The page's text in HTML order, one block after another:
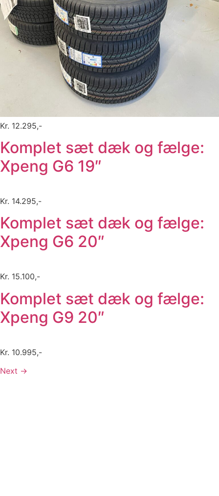
Kr. 12.295,-
Komplet sæt dæk og fælge:
Xpeng G6 19″
Kr. 14.295,-
Komplet sæt dæk og fælge:
Xpeng G6 20″
Kr. 15.100,-
Komplet sæt dæk og fælge:
Xpeng G9 20″
Kr. 10.995,-
Next →